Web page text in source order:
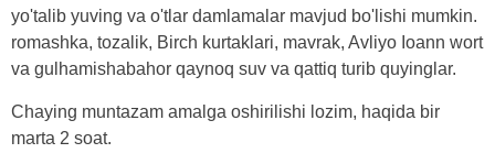
yo'talib yuving va o'tlar damlamalar mavjud bo'lishi mumkin.
romashka, tozalik, Birch kurtaklari, mavrak, Avliyo Ioann wort
va gulhamishabahor qaynoq suv va qattiq turib quyinglar.
Chaying muntazam amalga oshirilishi lozim, haqida bir
marta 2 soat.